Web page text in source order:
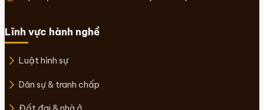
Lĩnh vực hành nghề
Luật hình sự
Dân sự & tranh chấp